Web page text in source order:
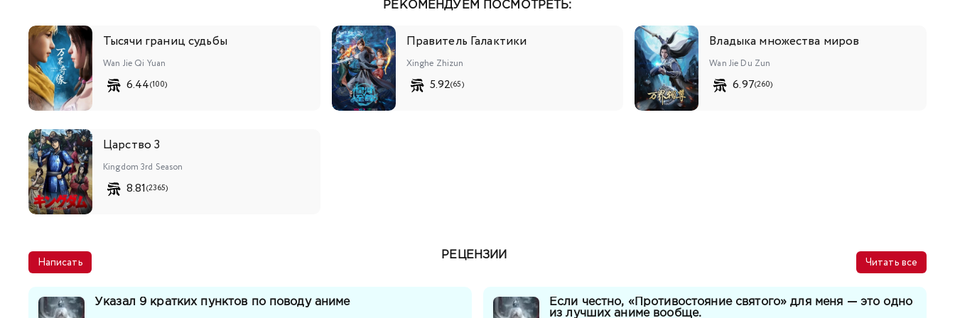
РЕКОМЕНДУЕМ ПОСМОТРЕТЬ:
Тысячи границ судьбы
Wan Jie Qi Yuan
6.44(100)
Правитель Галактики
Xinghe Zhizun
5.92(65)
Владыка множества миров
Wan Jie Du Zun
6.97(260)
Царство 3
Kingdom 3rd Season
8.81(2365)
Написать
РЕЦЕНЗИИ
Читать все
Указал 9 кратких пунктов по поводу аниме
Если честно, «Противостояние святого» для меня — это одно
из лучших аниме вообще.